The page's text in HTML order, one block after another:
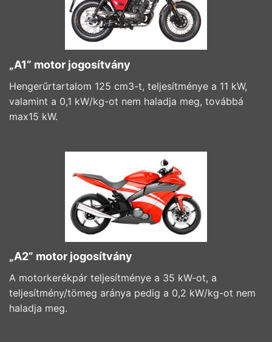
„A1” motor jogosítvány
Hengerűrtartalom 125 cm3-t, teljesítménye a 11 kW,
valamint a 0,1 kW/kg-ot nem haladja meg, továbbá
max15 kW.
„A2” motor jogosítvány
A motorkerékpár teljesítménye a 35 kW-ot, a
teljesítmény/tömeg aránya pedig a 0,2 kW/kg-ot nem
haladja meg.